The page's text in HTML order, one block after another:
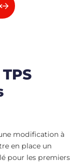
modification à
en place un
pour les premiers